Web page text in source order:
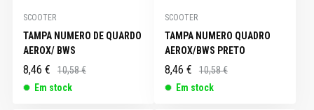
SCOOTER
TAMPA NUMERO DE QUARDO
AEROX/ BWS
8,46 €
10,58 €
Em stock
SCOOTER
TAMPA NUMERO QUADRO
AEROX/BWS PRETO
8,46 €
10,58 €
Em stock